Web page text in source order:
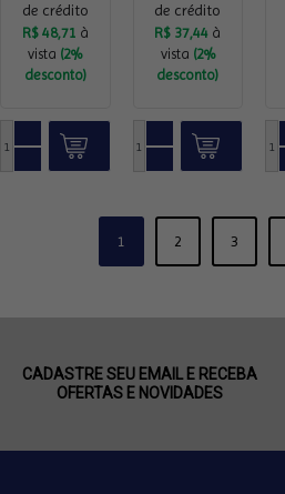
de crédito
R$ 48,71 à
vista (2%
desconto)
de crédito
R$ 37,44 à
vista (2%
desconto)
1 2 3
CADASTRE SEU EMAIL E RECEBA
OFERTAS E NOVIDADES